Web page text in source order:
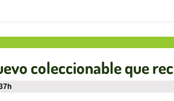
coleccionable que